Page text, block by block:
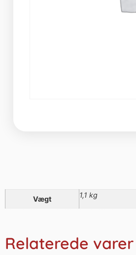
Vægt 1,1 kg
Relaterede varer